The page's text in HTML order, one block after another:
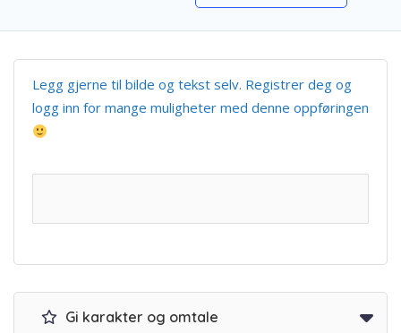
Legg gjerne til bilde og tekst selv. Registrer deg og
logg inn for mange muligheter med denne oppføringen
Gi karakter og omtale